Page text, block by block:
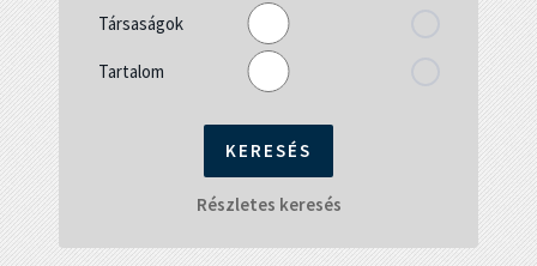
Társaságok
Tartalom
Részletes keresés